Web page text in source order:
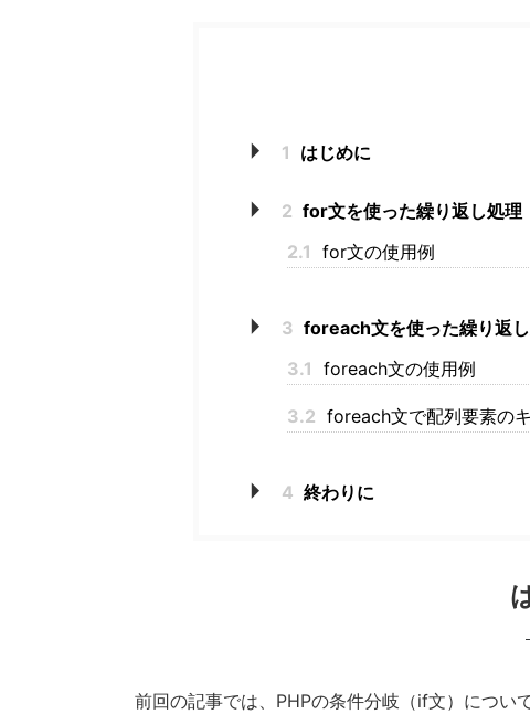
1 はじめに
2 for文を使った繰り返し処理
2.1 for文の使用例
3 foreach文を使った繰り返
3.1 foreach文の使用例
3.2 foreach文で配列要素の
4 終わりに
前回の記事では、PHPの条件分岐（if文）につい